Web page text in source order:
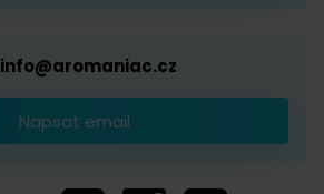
info@aromaniac.cz
Napsat email